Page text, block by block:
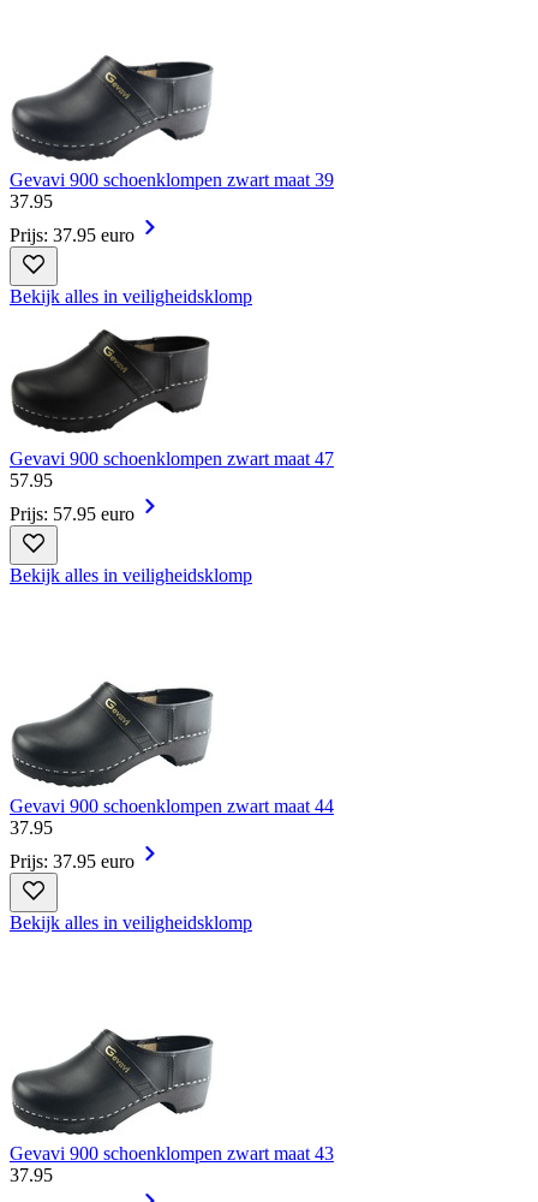
Gevavi 900 schoenklompen zwart maat 39
37.95
Prijs: 37.95 euro
Bekijk alles in veiligheidsklomp
Gevavi 900 schoenklompen zwart maat 47
57.95
Prijs: 57.95 euro
Bekijk alles in veiligheidsklomp
Gevavi 900 schoenklompen zwart maat 44
37.95
Prijs: 37.95 euro
Bekijk alles in veiligheidsklomp
Gevavi 900 schoenklompen zwart maat 43
37.95